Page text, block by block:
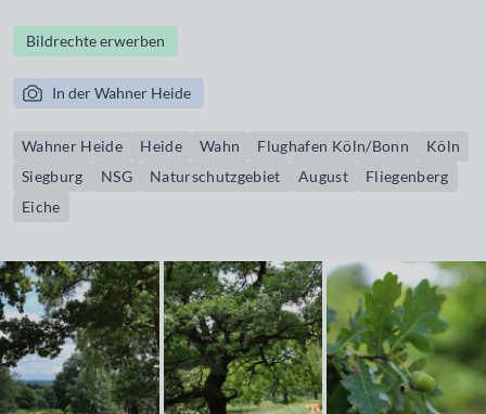
Bildrechte erwerben
In der Wahner Heide
Wahner Heide Heide Wahn Flughafen Köln/Bonn
Köln
Siegburg
NSG Naturschutzgebiet August
Fliegenberg
Eiche